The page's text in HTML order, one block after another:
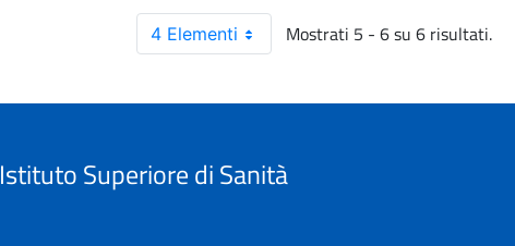
4 Elementi Mostrati 5 - 6 su 6 risultati.
Istituto Superiore di Sanità